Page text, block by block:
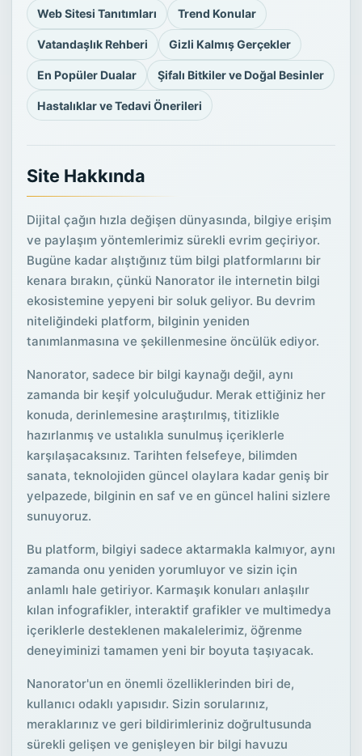
Web Sitesi Tanıtımları Trend Konular
Vatandaşlık Rehberi Gizli Kalmış Gerçekler
En Popüler Dualar Şifalı Bitkiler ve Doğal Besinler
Hastalıklar ve Tedavi Önerileri
Site Hakkında
Dijital çağın hızla değişen dünyasında, bilgiye erişim
ve paylaşım yöntemlerimiz sürekli evrim geçiriyor.
Bugüne kadar alıştığınız tüm bilgi platformlarını bir
kenara bırakın, çünkü Nanorator ile internetin bilgi
ekosistemine yepyeni bir soluk geliyor. Bu devrim
niteliğindeki platform, bilginin yeniden
tanımlanmasına ve şekillenmesine öncülük ediyor.
Nanorator, sadece bir bilgi kaynağı değil, aynı
zamanda bir keşif yolculuğudur. Merak ettiğiniz her
konuda, derinlemesine araştırılmış, titizlikle
hazırlanmış ve ustalıkla sunulmuş içeriklerle
karşılaşacaksınız. Tarihten felsefeye, bilimden
sanata, teknolojiden güncel olaylara kadar geniş bir
yelpazede, bilginin en saf ve en güncel halini sizlere
sunuyoruz.
Bu platform, bilgiyi sadece aktarmakla kalmıyor, aynı
zamanda onu yeniden yorumluyor ve sizin için
anlamlı hale getiriyor. Karmaşık konuları anlaşılır
kılan infografikler, interaktif grafikler ve multimedya
içeriklerle desteklenen makalelerimiz, öğrenme
deneyiminizi tamamen yeni bir boyuta taşıyacak.
Nanorator'un en önemli özelliklerinden biri de,
kullanıcı odaklı yapısıdır. Sizin sorularınız,
meraklarınız ve geri bildirimleriniz doğrultusunda
sürekli gelişen ve genişleyen bir bilgi havuzu